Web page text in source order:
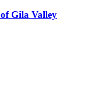
Gila Valley